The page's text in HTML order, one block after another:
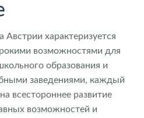
Австрии характеризуется
возможностями для
образования и
заведениями, каждый
всестороннее развитие
возможностей и